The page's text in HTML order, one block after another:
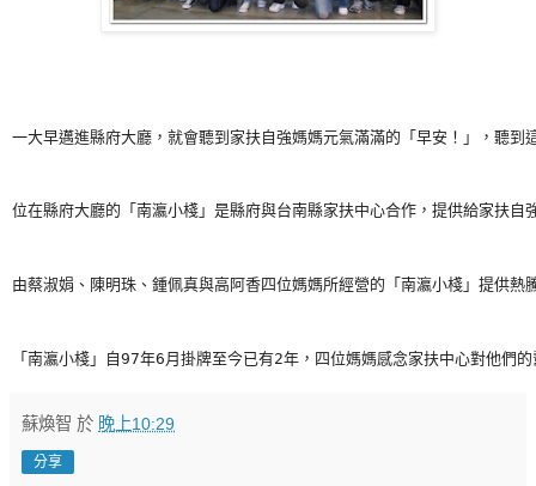
位在縣府大廳的「南瀛小棧」是縣府與台南縣家扶中心合作，提供給家扶自
由蔡淑娟、陳明珠、鍾佩真與高阿香四位媽媽所經營的「南瀛小棧」提供
「南瀛小棧」自97年6月掛牌至今已有2年，四位媽媽感念家扶中心對他
蘇煥智 於 晚上10:29
分享